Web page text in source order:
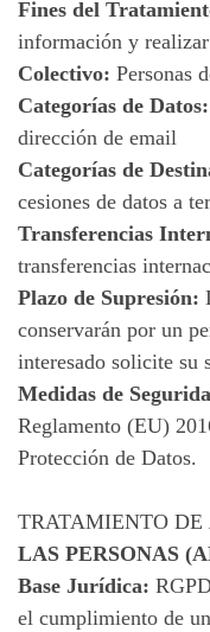
Fines del
información y
Colectivo: Personas
Categorías de Datos:
dirección de email
Categorías de
cesiones de datos a
Transferencias
transferencias
Plazo de Supresión:
conservarán por un
interesado solicite su
Medidas de
Reglamento (EU)
Protección de Datos.
TRATAMIENTO DE
LAS PERSONAS
Base Jurídica:
el cumplimiento de